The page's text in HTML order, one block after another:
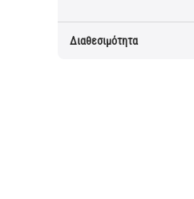
Διαθεσιμότητα